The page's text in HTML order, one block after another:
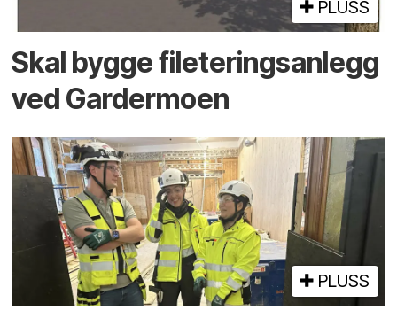
PLUSS
Skal bygge fileteringsanlegg
ved Gardermoen
PLUSS